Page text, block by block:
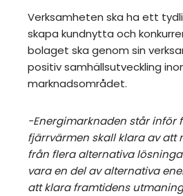
Verksamheten ska ha ett
skapa kundnytta och
bolaget ska genom sin
positiv samhällsutveckling
marknadsområdet.
-Energimarknaden står inför
fjärrvärmen skall klara av att
från flera alternativa
vara en del av alternativa
att klara framtidens